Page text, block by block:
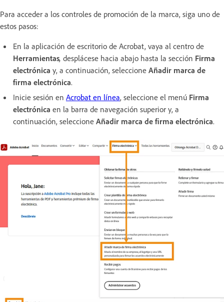
Para acceder a los controles de promoción de la marca, siga uno de
estos pasos:
En la aplicación de escritorio de Acrobat, vaya al centro de
Herramientas, desplácese hacia abajo hasta la sección Firma
electrónica y, a continuación, seleccione Añadir marca de
firma electrónica.
Inicie sesión en Acrobat en línea, seleccione el menú Firma
electrónica en la barra de navegación superior y, a
continuación, seleccione Añadir marca de firma electrónica.